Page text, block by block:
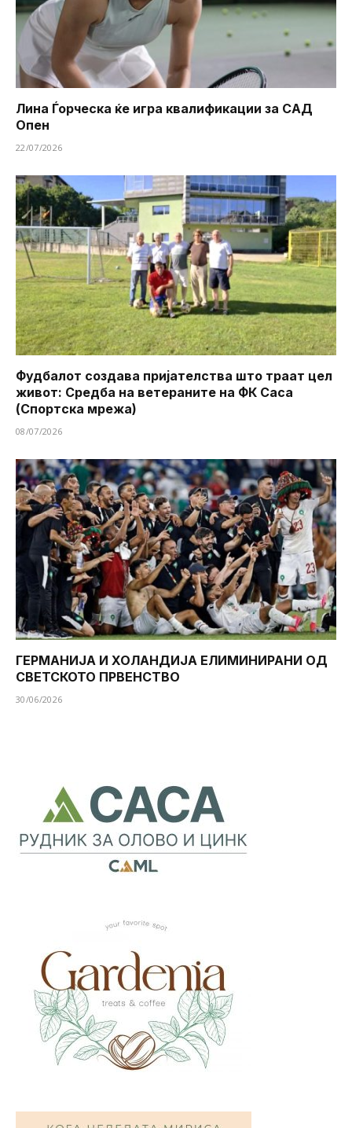
Лина Ѓорческа ќе игра квалификации за САД
Опен
22/07/2026
Фудбалот создава пријателства што траат цел
живот: Средба на ветераните на ФК Саса
(Спортска мрежа)
08/07/2026
ГЕРМАНИЈА И ХОЛАНДИЈА ЕЛИМИНИРАНИ ОД
СВЕТСКОТО ПРВЕНСТВО
30/06/2026